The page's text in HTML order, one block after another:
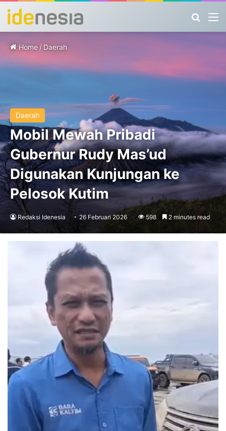
Home / Daerah
Daerah
Mobil Mewah Pribadi
Gubernur Rudy Mas’ud
Digunakan Kunjungan ke
Pelosok Kutim
Redaksi Idenesia 26 Februari 2026 598 2 minutes read